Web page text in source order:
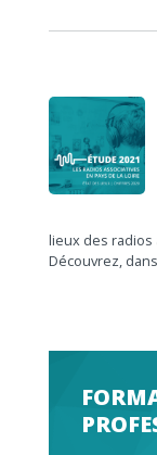
lieux des radios
Découvrez,